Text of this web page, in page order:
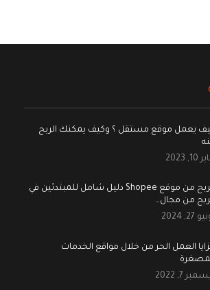
يعمل موقع مستقل ؟ وكيف يمكنك الربح
2023
الربح من موقع Shopee دليل شامل للمبتدئين في
من مجال…
27, 2024
العمل الحر من خلال مواقع الخدمات
7, 2022